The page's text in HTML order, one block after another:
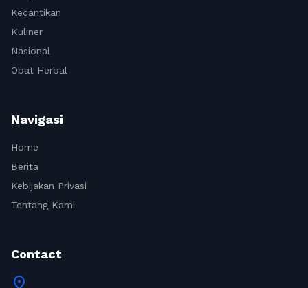
Kecantikan
Kuliner
Nasional
Obat Herbal
Navigasi
Home
Berita
Kebijakan Privasi
Tentang Kami
Contact
location_on